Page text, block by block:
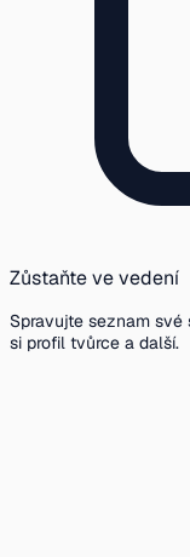
Zůstaňte ve vedení
Spravujte seznam
si profil tvůrce a další.